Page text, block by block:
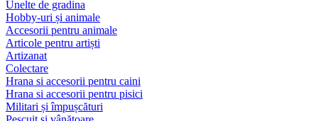
Unelte de gradina
Hobby-uri și animale
Accesorii pentru animale
Articole pentru artiști
Artizanat
Colectare
Hrana si accesorii pentru caini
Hrana si accesorii pentru pisici
Militari și împușcături